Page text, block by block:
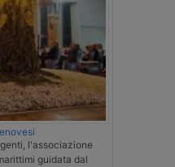
l'associazione
guidata dal